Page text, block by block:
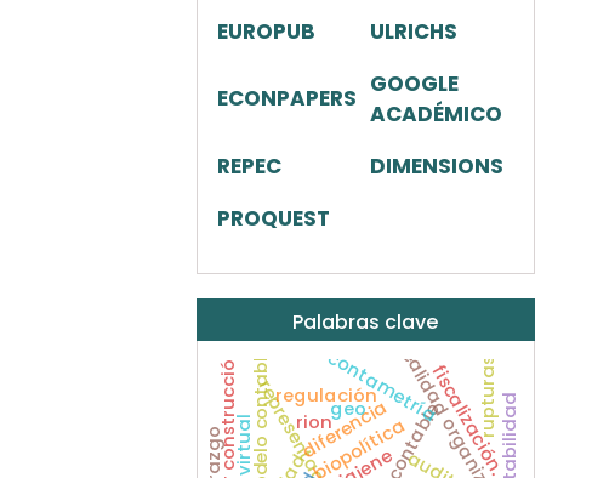
EUROPUB ULRICHS
ECONPAPERS GOOGLE
ACADÉMICO
REPEC
DIMENSIONS
PROQUEST
Palabras clave
modelo contable diferencia
biopolítica contabilidad
regulación fiscalización.
contametría rupturas
rion
geo